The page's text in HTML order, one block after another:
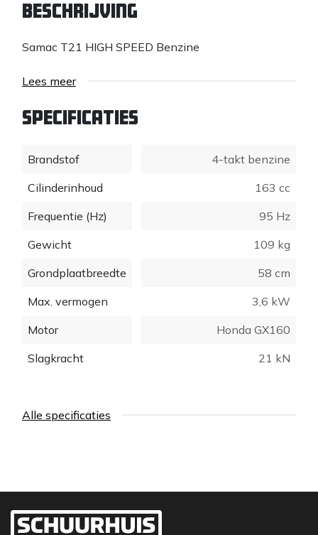
Beschrijving
Samac T21 HIGH SPEED Benzine
Lees meer
Specificaties
Brandstof
4-takt benzine
Cilinderinhoud
163 cc
Frequentie (Hz)
95 Hz
Gewicht
109 kg
Grondplaatbreedte
58 cm
Max. vermogen
3,6 kW
Motor
Honda GX160
Slagkracht
21 kN
Alle specificaties